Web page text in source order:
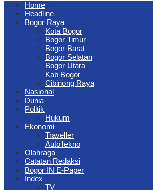
Home
Headline
Bogor Raya
Kota Bogor
Bogor Timur
Bogor Barat
Bogor Selatan
Bogor Utara
Kab Bogor
Cibinong Raya
Nasional
Dunia
Politik
Hukum
Ekonomi
Traveller
AutoTekno
Olahraga
Catatan Redaksi
Bogor IN E-Paper
Index
TV